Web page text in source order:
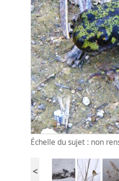
Échelle du sujet : non
<